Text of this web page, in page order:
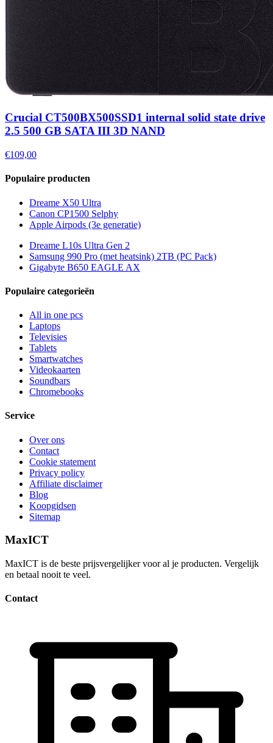
Crucial CT500BX500SSD1 internal solid state drive
2.5 500 GB SATA III 3D NAND
€109,00
Populaire producten
Dreame X50 Ultra
Canon CP1500 Selphy
Apple Airpods (3e generatie)
Dreame L10s Ultra Gen 2
Samsung 990 Pro (met heatsink) 2TB (PC Pack)
Gigabyte B650 EAGLE AX
Populaire categorieën
All in one pcs
Laptops
Televisies
Tablets
Smartwatches
Videokaarten
Soundbars
Chromebooks
Service
Over ons
Contact
Cookie statement
Privacy policy
Affiliate disclaimer
Blog
Koopgidsen
Sitemap
MaxICT
MaxICT is de beste prijsvergelijker voor al je producten. Vergelijk
en betaal nooit te veel.
Contact